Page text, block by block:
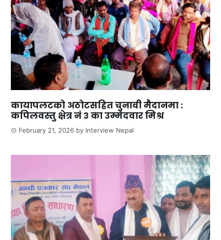
कायापलटको अठोटसहित चुनावी मैदानमा :
कपिलवस्तु क्षेत्र नं ३ का उम्मेदवार मिश्र
February 21, 2026 by Interview Nepal